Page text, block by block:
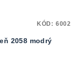
2058 modrý
KÓD: 6002